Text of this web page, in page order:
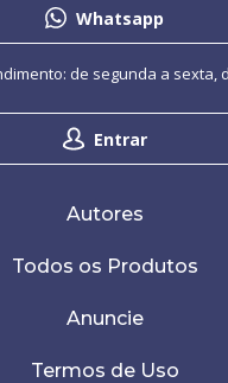
Whatsapp
Entrar
de segunda a sexta,
Autores
Todos os Produtos
Anuncie
Termos de Uso